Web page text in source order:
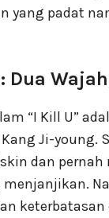
yang padat
Dua
“I Kill U”
Ji-young.
dan pernah
menjanjikan.